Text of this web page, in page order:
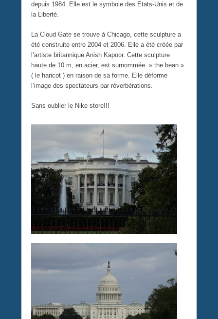
depuis 1984. Elle est le symbole des Etats-Unis et de
la Liberté.
La Cloud Gate se trouve à Chicago, cette sculpture a
été construite entre 2004 et 2006. Elle a été créée par
l’artiste britannique Anish Kapoor. Cette sculpture
haute de 10 m, en acier, est surnommée » the bean »
( le haricot ) en raison de sa forme. Elle déforme
l’image des spectateurs par réverbérations.
Sans oublier le Nike store!!!